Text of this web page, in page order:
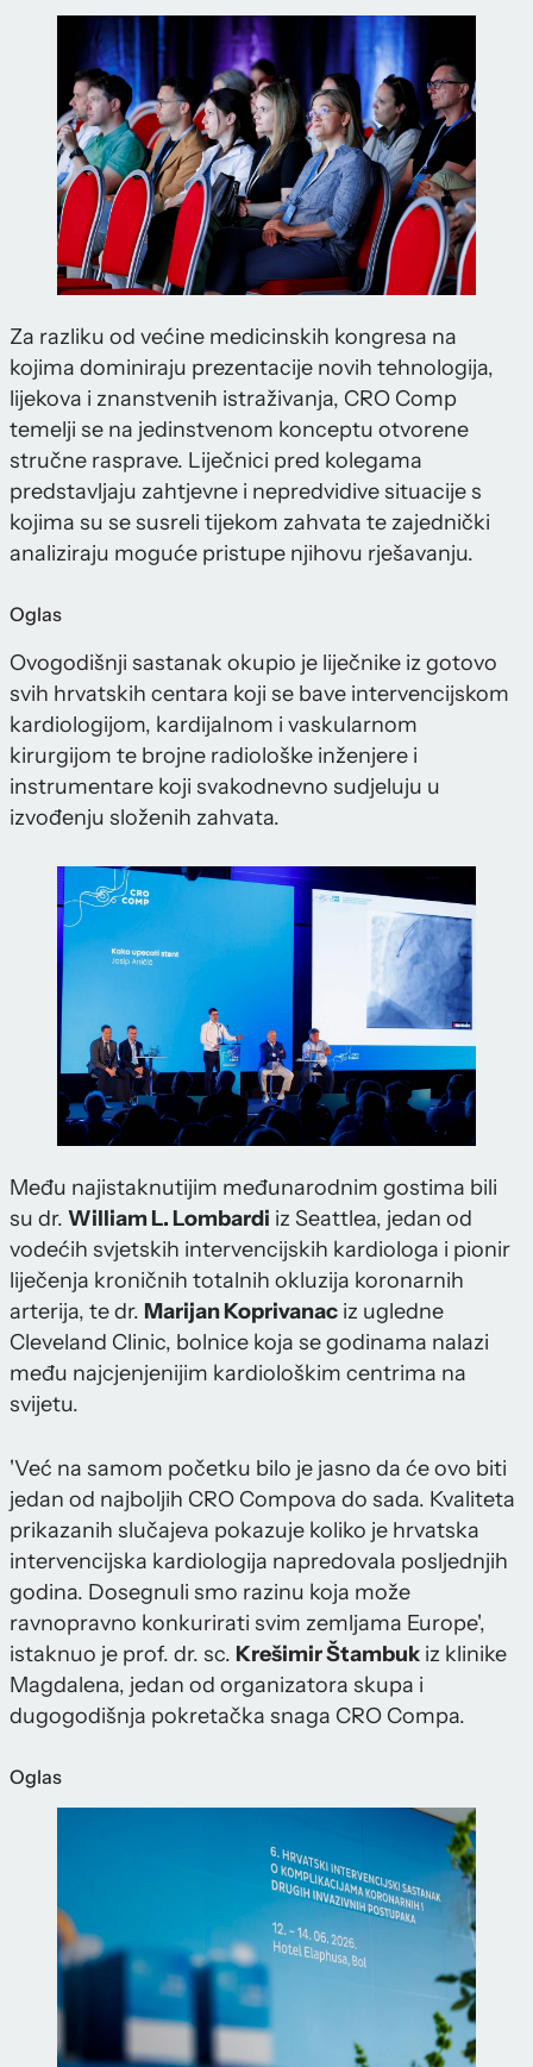
Za razliku od većine medicinskih kongresa na
kojima dominiraju prezentacije novih tehnologija,
lijekova i znanstvenih istraživanja, CRO Comp
temelji se na jedinstvenom konceptu otvorene
stručne rasprave. Liječnici pred kolegama
predstavljaju zahtjevne i nepredvidive situacije s
kojima su se susreli tijekom zahvata te zajednički
analiziraju moguće pristupe njihovu rješavanju.
Oglas
Ovogodišnji sastanak okupio je liječnike iz gotovo
svih hrvatskih centara koji se bave intervencijskom
kardiologijom, kardijalnom i vaskularnom
kirurgijom te brojne radiološke inženjere i
instrumentare koji svakodnevno sudjeluju u
izvođenju složenih zahvata.
Među najistaknutijim međunarodnim gostima bili
su dr. William L. Lombardi iz Seattlea, jedan od
vodećih svjetskih intervencijskih kardiologa i pionir
liječenja kroničnih totalnih okluzija koronarnih
arterija, te dr. Marijan Koprivanac iz ugledne
Cleveland Clinic, bolnice koja se godinama nalazi
među najcjenjenijim kardiološkim centrima na
svijetu.
'Već na samom početku bilo je jasno da će ovo biti
jedan od najboljih CRO Compova do sada. Kvaliteta
prikazanih slučajeva pokazuje koliko je hrvatska
intervencijska kardiologija napredovala posljednjih
godina. Dosegnuli smo razinu koja može
ravnopravno konkurirati svim zemljama Europe',
istaknuo je prof. dr. sc. Krešimir Štambuk iz klinike
Magdalena, jedan od organizatora skupa i
dugogodišnja pokretačka snaga CRO Compa.
Oglas